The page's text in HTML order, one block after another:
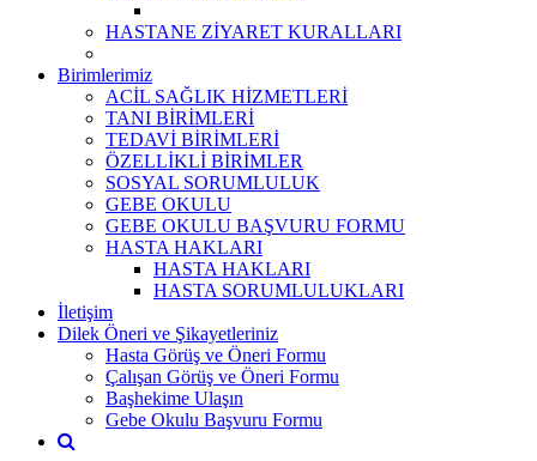
HASTANE ZİYARET KURALLARI
Birimlerimiz
ACİL SAĞLIK HİZMETLERİ
TANI BİRİMLERİ
TEDAVİ BİRİMLERİ
ÖZELLİKLİ BİRİMLER
SOSYAL SORUMLULUK
GEBE OKULU
GEBE OKULU BAŞVURU FORMU
HASTA HAKLARI
HASTA HAKLARI
HASTA SORUMLULUKLARI
İletişim
Dilek Öneri ve Şikayetleriniz
Hasta Görüş ve Öneri Formu
Çalışan Görüş ve Öneri Formu
Başhekime Ulaşın
Gebe Okulu Başvuru Formu